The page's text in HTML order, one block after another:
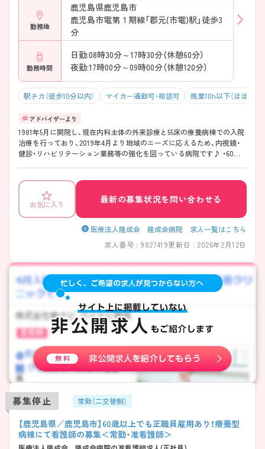
勤務地
鹿児島県鹿児島市
鹿児島市電第１期線「郡元(市電)駅」徒歩3
分
勤務時間
日勤:08時30分～17時30分（休憩60分）
夜勤:17時00分～09時00分（休憩120分）
駅チカ（徒歩10分以内） マイカー通勤可・相談可 残業10h以下（ほぼなし）
1981年5月に開院し、現在内科主体の外来診療と55床の療養病棟での入院
治療を行っており、2019年4月より地域のニーズに応えるため、内視鏡・
健診・リハビリテーション業務等の強化を図っている病院です♪ ・60歳
なく、夜勤時も対応は少なめとなっております。 ・マイカー通勤可能で、
駐車場に関しても事務所負担となっております！ ご興味のある方はマイ
ナビ看護師までお問い合わせください。詳細な情報をご案内させていた
だきます♪
お気に入り 最新の募集状況を問い合わせる
医療法人隆成会 隆成会病院 求人一覧はこちら
求人番号 : 9827419更新日 : 2026年2月12日
募集停止 常勤（二交替制）
【鹿児島県／鹿児島市】60歳以上でも正職員雇用あり！療養型
病棟にて看護師の募集＜常勤・准看護師＞